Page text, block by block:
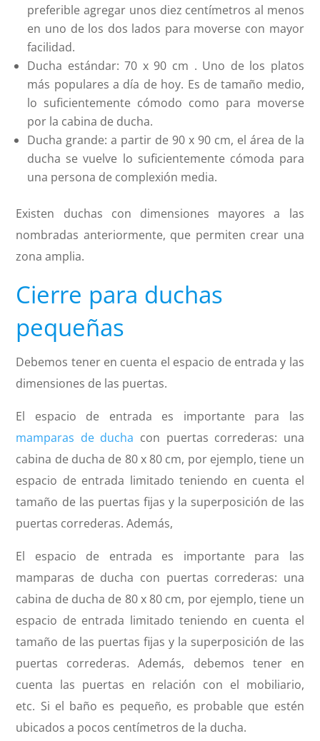
preferible agregar unos diez centímetros al menos
en uno de los dos lados para moverse con mayor
facilidad.
Ducha estándar: 70 x 90 cm . Uno de los platos
más populares a día de hoy. Es de tamaño medio,
lo suficientemente cómodo como para moverse
por la cabina de ducha.
Ducha grande: a partir de 90 x 90 cm, el área de la
ducha se vuelve lo suficientemente cómoda para
una persona de complexión media.
Existen duchas con dimensiones mayores a las
nombradas anteriormente, que permiten crear una
zona amplia.
Cierre para duchas
pequeñas
Debemos tener en cuenta el espacio de entrada y las
dimensiones de las puertas.
El espacio de entrada es importante para las
mamparas de ducha con puertas correderas: una
cabina de ducha de 80 x 80 cm, por ejemplo, tiene un
espacio de entrada limitado teniendo en cuenta el
tamaño de las puertas fijas y la superposición de las
puertas correderas. Además,
El espacio de entrada es importante para las
mamparas de ducha con puertas correderas: una
cabina de ducha de 80 x 80 cm, por ejemplo, tiene un
espacio de entrada limitado teniendo en cuenta el
tamaño de las puertas fijas y la superposición de las
puertas correderas. Además, debemos tener en
cuenta las puertas en relación con el mobiliario,
etc. Si el baño es pequeño, es probable que estén
ubicados a pocos centímetros de la ducha.